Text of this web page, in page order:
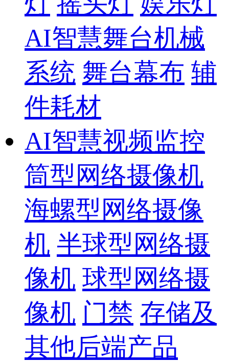
AI智慧舞台机械
系统 舞台幕布 辅
件耗材
AI智慧视频监控
筒型网络摄像机
海螺型网络摄像
机 半球型网络摄
像机 球型网络摄
像机 门禁 存储及
其他后端产品